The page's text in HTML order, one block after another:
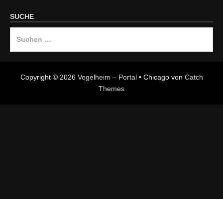
SUCHE
Copyright © 2026 Vogelheim – Portal• Chicago von Catch
Themes